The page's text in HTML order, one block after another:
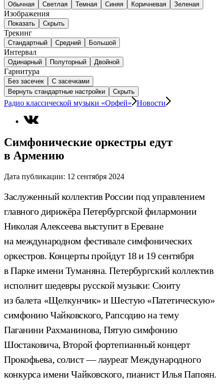
Обычная Светлая Темная Синяя Коричневая Зеленая
Изображения
Показать Скрыть
Трекинг
Стандартный Средний Большой
Интервал
Одинарный Полуторный Двойной
Гарнитура
Без засечек
С засечками
Вернуть стандартные настройки
Скрыть
Радио классической музыки «Орфей» Новости
Симфонические оркестры едут
в Армению
Дата публикации: 12 сентября 2024
Заслуженный коллектив России под управлением
главного дирижёра Петербургской филармонии
Николая Алексеева выступит в Ереване
на международном фестивале симфонических
оркестров. Концерты пройдут 18 и 19 сентября
в Парке имени Туманяна. Петербургский коллектив
исполнит шедевры русской музыки: Сюиту
из балета «Щелкунчик» и Шестую «Патетическую»
симфонию Чайковского, Рапсодию на тему
Паганини Рахманинова, Пятую симфонию
Шостаковича, Второй фортепианный концерт
Прокофьева, солист — лауреат Международного
конкурса имени Чайковского, пианист Илья Папоян.